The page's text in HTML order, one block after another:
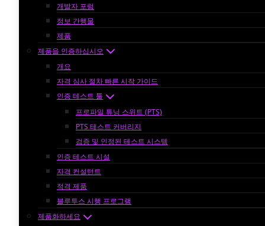
개발자 포럼
정보 간행물
제품
제품을 인증하십시오
개요
자격 심사 절차 빠른 시작 가이드
인증 테스트 툴
프로파일 튜닝 스위트 (PTS)
PTS 테스트 커버리지
검증 및 인정된 테스트 시스템
인증 테스트 시설
자격 컨설턴트
적격 제품
블루투스 시행 프로그램
제품화하세요